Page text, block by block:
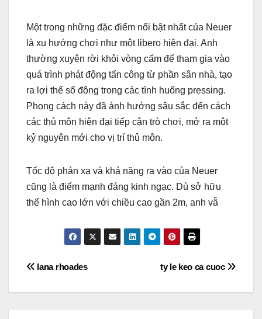
Một trong những đặc điểm nổi bật nhất của Neuer
là xu hướng chơi như một libero hiện đại. Anh
thường xuyên rời khỏi vòng cấm để tham gia vào
quá trình phát động tấn công từ phần sân nhà, tạo
ra lợi thế số đông trong các tình huống pressing.
Phong cách này đã ảnh hưởng sâu sắc đến cách
các thủ môn hiện đại tiếp cận trò chơi, mở ra một
kỷ nguyên mới cho vị trí thủ môn.
Tốc độ phản xạ và khả năng ra vào của Neuer
cũng là điểm mạnh đáng kinh ngạc. Dù sở hữu
thể hình cao lớn với chiều cao gần 2m, anh vẫ
Điều
hướng
ty le keo ca cuoc
lana rhoades